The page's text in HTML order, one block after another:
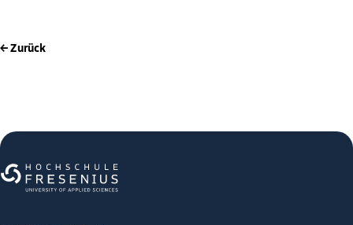
← Zurück